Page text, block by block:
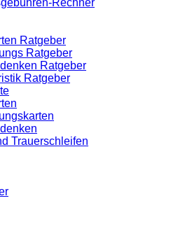
Ratgeber
Ratgeber
Ratgeber
Ratgeber
Trauerschleifen